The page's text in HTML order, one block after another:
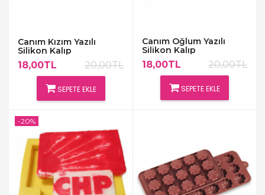
Canım Kızım Yazılı
Silikon Kalıp
18,00TL 20,00TL
SEPETE EKLE
Canım Oğlum Yazılı
Silikon Kalıp
18,00TL 20,00TL
SEPETE EKLE
-20%